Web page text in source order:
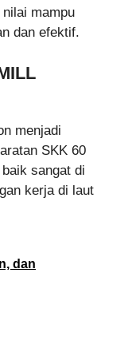
mampu
dan efektif.
menjadi
SKK 60
sangat di
kerja di laut
dan